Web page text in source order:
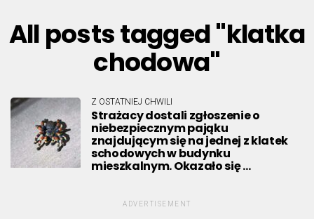
All posts tagged "klatka
chodowa"
Z OSTATNIEJ CHWILI
Strażacy dostali zgłoszenie o
niebezpiecznym pająku
znajdującym się na jednej z klatek
schodowych w budynku
mieszkalnym. Okazało się …
ADVERTISEMENT